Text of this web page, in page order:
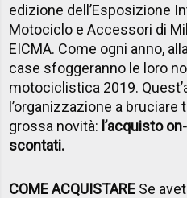
edizione dell’Esposizione
Motociclo e Accessori di
EICMA. Come ogni anno,
case sfoggeranno le loro
motociclistica 2019.
l’organizzazione a
grossa novità: l’acquisto
scontati.
COME ACQUISTARE Se